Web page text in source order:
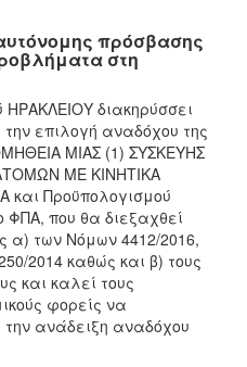
πρόσβασης
στη
διακηρύσσει
επιλογή αναδόχου της
ΜΙΑΣ (1) ΣΥΣΚΕΥΗΣ
ΜΕ ΚΙΝΗΤΙΚΑ
Προϋπολογισμού
ΦΠΑ, που θα διεξαχθεί
α) των Νόμων 4412/2016,
2014 καθώς και β) τους
και καλεί τους
φορείς να
ανάδειξη αναδόχου